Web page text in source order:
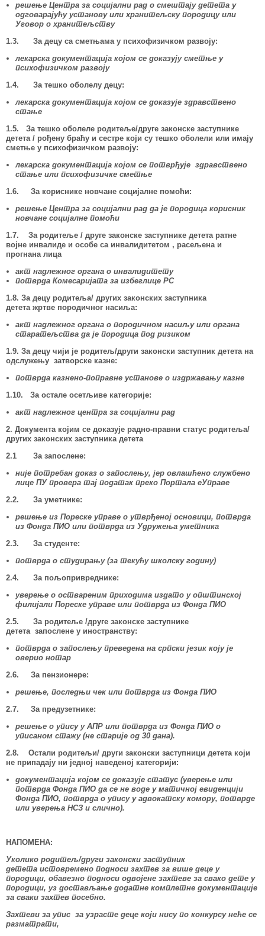
решење Центра за социјални рад о смештају детета у
одговарајућу установу или хранитељску породицу или
Уговор о хранитељству
1.3. За децу са сметњама у психофизичком развоју:
лекарска документација којом се доказују сметње у
психофизичком развоју
1.4. За тешко оболелу децу:
лекарска документација којом се доказује здравствено
стање
1.5. За тешко оболеле родитеље/друге законске заступнике
детета / рођену браћу и сестре који су тешко оболели или имају
сметње у психофизичком развоју:
лекарска документација којом се потврђује здравствено
стање или психофизичке сметње
1.6. За кориснике новчане социјалне помоћи:
решење Центра за социјални рад да је породица корисник
новчане социјалне помоћи
1.7. За родитеље / друге законске заступнике детета ратне
војне инвалиде и особе са инвалидитетом , расељена и
прогнана лица
акт надлежног органа о инвалидитету
потврда Комесаријата за избеглице РС
1.8. За децу родитеља/ других законских заступника
детета жртве породичног насиља:
акт надлежног органа о породичном насиљу или органа
старатељства да је породица под ризиком
1.9. За децу чији је родитељ/други законски заступник детета на
одслужењу затворске казне:
потврда казнено-поправне установе о издржавању казне
1.10. За остале осетљиве категорије:
акт надлежног центра за социјални рад
2. Документа којим се доказује радно-правни статус родитеља/
других законских заступника детета
2.1 За запослене:
није потребан доказ о запослењу, јер овлашћено службено
лице ПУ провера тај податак преко Портала еУправе
2.2. За уметнике:
решење из Пореске управе о утврђеној основици, потврда
из Фонда ПИО или потврда из Удружења уметника
2.3. За студенте:
потврда о студирању (за текућу школску годину)
2.4. За пољопривреднике:
уверење о оствареним приходима издато у општинској
филијали Пореске управе или потврда из Фонда ПИО
2.5. За родитеље /друге законске заступнике
детета запослене у иностранству:
потврда о запослењу преведена на српски језик коју је
оверио нотар
2.6. За пензионере:
решење, последњи чек или потврда из Фонда ПИО
2.7. За предузетнике:
решење о упису у АПР или потврда из Фонда ПИО о
уписаном стажу (не старије од 30 дана).
2.8. Остали родитељи/ други законски заступници детета који
не припадају ни једној наведеној категорији:
документација којом се доказује статус (уверење или
потврда Фонда ПИО да се не воде у матичној евиденцији
Фонда ПИО, потврда о упису у адвокатску комору, потврде
или уверења НСЗ и слично).
НАПОМЕНА:
Уколико родитељ/други законски заступник
детета истовремено подноси захтев за више деце у
породици, обавезно подноси одвојене захтеве за свако дете у
породици, уз достављање додатне комплетне документације
за сваки захтев посебно.
Захтеви за упис за узрасте деце који нису по конкурсу неће се
разматрати,